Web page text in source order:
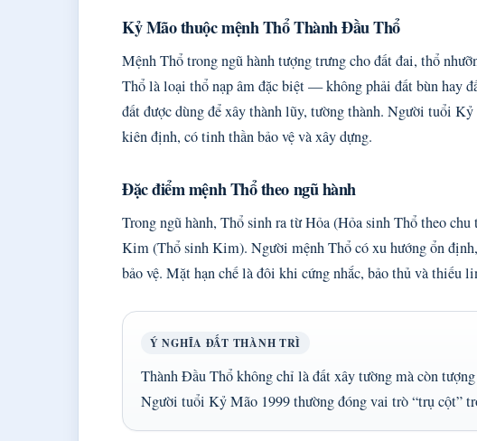
Kỷ Mão thuộc mệnh Thổ Thành Đầu Thổ
Mệnh Thổ trong ngũ hành tượng trưng cho đất đai, thổ
Thổ là loại thổ nạp âm đặc biệt — không phải đất bùn hay
đất được dùng để xây thành lũy, tường thành. Người tuổi
kiên định, có tinh thần bảo vệ và xây dựng.
Đặc điểm mệnh Thổ theo ngũ hành
Trong ngũ hành, Thổ sinh ra từ Hỏa (Hỏa sinh Thổ theo
Kim (Thổ sinh Kim). Người mệnh Thổ có xu hướng ổn
bảo vệ. Mặt hạn chế là đôi khi cứng nhắc, bảo thủ và thiếu
Ý NGHĨA ĐẤT THÀNH TRÌ
Thành Đầu Thổ không chỉ là đất xây tường mà còn
Người tuổi Kỷ Mão 1999 thường đóng vai trò “trụ cột”